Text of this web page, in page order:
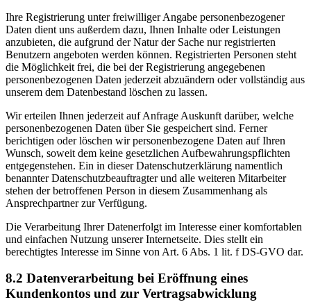
Ihre Registrierung unter freiwilliger Angabe personenbezogener
Daten dient uns außerdem dazu, Ihnen Inhalte oder Leistungen
anzubieten, die aufgrund der Natur der Sache nur registrierten
Benutzern angeboten werden können. Registrierten Personen steht
die Möglichkeit frei, die bei der Registrierung angegebenen
personenbezogenen Daten jederzeit abzuändern oder vollständig aus
unserem dem Datenbestand löschen zu lassen.
Wir erteilen Ihnen jederzeit auf Anfrage Auskunft darüber, welche
personenbezogenen Daten über Sie gespeichert sind. Ferner
berichtigen oder löschen wir personenbezogene Daten auf Ihren
Wunsch, soweit dem keine gesetzlichen Aufbewahrungspflichten
entgegenstehen. Ein in dieser Datenschutzerklärung namentlich
benannter Datenschutzbeauftragter und alle weiteren Mitarbeiter
stehen der betroffenen Person in diesem Zusammenhang als
Ansprechpartner zur Verfügung.
Die Verarbeitung Ihrer Datenerfolgt im Interesse einer komfortablen
und einfachen Nutzung unserer Internetseite. Dies stellt ein
berechtigtes Interesse im Sinne von Art. 6 Abs. 1 lit. f DS-GVO dar.
8.2 Datenverarbeitung bei Eröffnung eines
Kundenkontos und zur Vertragsabwicklung